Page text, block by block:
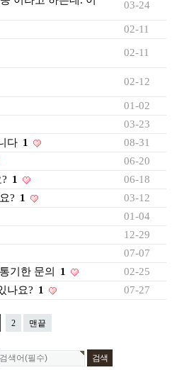
03-24
02-11
02-11
02-12
01-02
03-23
다 1
08-31
06-20
1
06-18
? 1
03-12
01-04
12-29
07-07
기한 문의
1
02-25
나요? 1 07-27
2 맨끝